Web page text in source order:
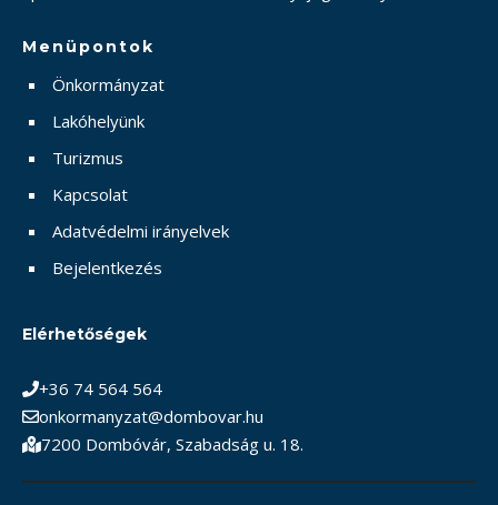
Menüpontok
Önkormányzat
Lakóhelyünk
Turizmus
Kapcsolat
Adatvédelmi irányelvek
Bejelentkezés
Elérhetőségek
+36 74 564 564
onkormanyzat@dombovar.hu
7200 Dombóvár, Szabadság u. 18.